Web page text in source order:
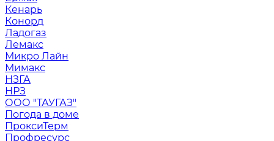
Кенарь
Конорд
Ладогаз
Лемакс
Микро Лайн
Мимакс
НЗГА
НРЗ
ООО "ТАУГАЗ"
Погода в доме
ПроксиТерм
Профресурс